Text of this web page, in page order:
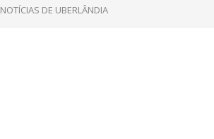
NOTÍCIAS DE UBERLÂNDIA